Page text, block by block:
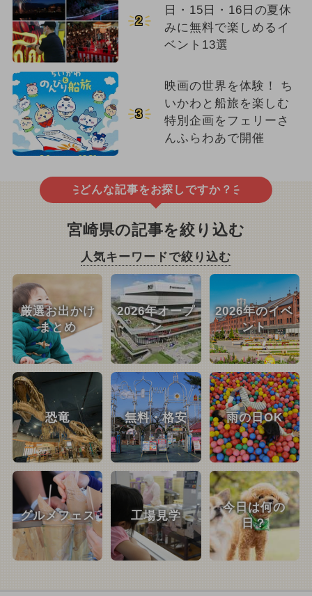
2
日・15日・16日の夏休
みに無料で楽しめるイ
ベント13選
3
映画の世界を体験！ ち
いかわと船旅を楽しむ
特別企画をフェリーさ
んふらわあで開催
どんな記事をお探しですか？
宮崎県の記事を絞り込む
人気キーワードで絞り込む
厳選お出かけ
まとめ
2026年オープ
ン
2026年のイベ
ント
恐竜 無料・格安 雨の日OK
グルメフェス 工場見学
今日は何の
日？